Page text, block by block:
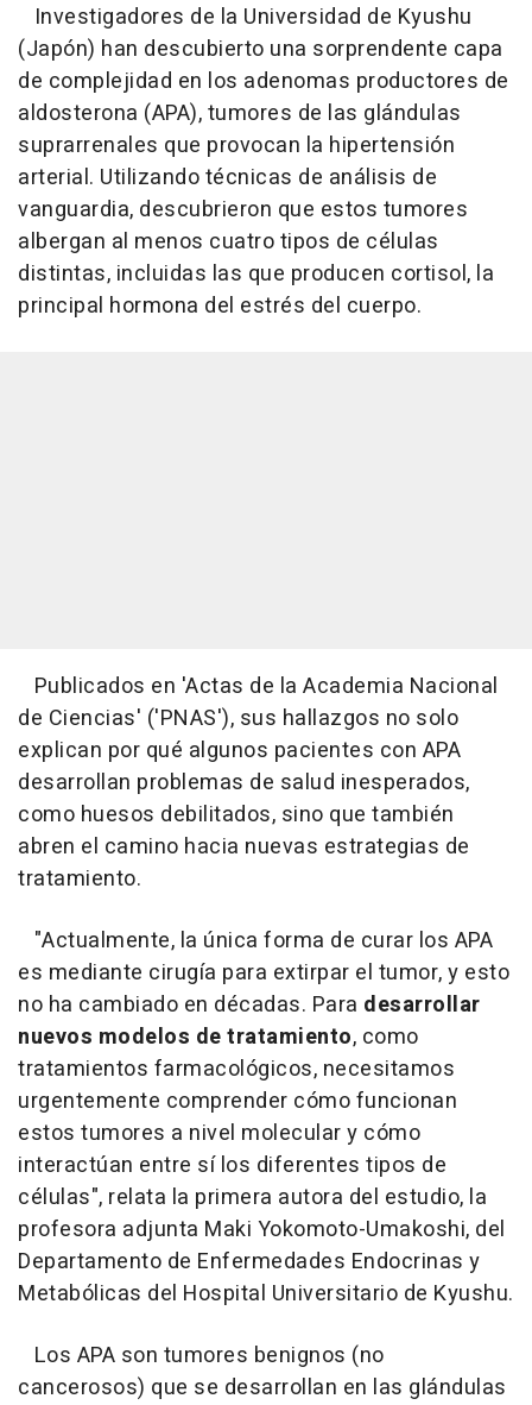
Investigadores de la Universidad de Kyushu
(Japón) han descubierto una sorprendente capa
de complejidad en los adenomas productores de
aldosterona (APA), tumores de las glándulas
suprarrenales que provocan la hipertensión
arterial. Utilizando técnicas de análisis de
vanguardia, descubrieron que estos tumores
albergan al menos cuatro tipos de células
distintas, incluidas las que producen cortisol, la
principal hormona del estrés del cuerpo.
Publicados en 'Actas de la Academia Nacional
de Ciencias' ('PNAS'), sus hallazgos no solo
explican por qué algunos pacientes con APA
desarrollan problemas de salud inesperados,
como huesos debilitados, sino que también
abren el camino hacia nuevas estrategias de
tratamiento.
"Actualmente, la única forma de curar los APA
es mediante cirugía para extirpar el tumor, y esto
no ha cambiado en décadas. Para desarrollar
nuevos modelos de tratamiento, como
tratamientos farmacológicos, necesitamos
urgentemente comprender cómo funcionan
estos tumores a nivel molecular y cómo
interactúan entre sí los diferentes tipos de
células", relata la primera autora del estudio, la
profesora adjunta Maki Yokomoto-Umakoshi, del
Departamento de Enfermedades Endocrinas y
Metabólicas del Hospital Universitario de Kyushu.
Los APA son tumores benignos (no
cancerosos) que se desarrollan en las glándulas